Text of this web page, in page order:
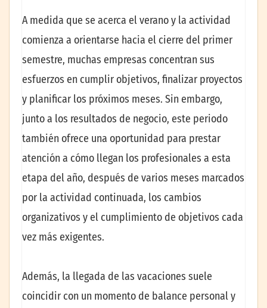
A medida que se acerca el verano y la actividad
comienza a orientarse hacia el cierre del primer
semestre, muchas empresas concentran sus
esfuerzos en cumplir objetivos, finalizar proyectos
y planificar los próximos meses. Sin embargo,
junto a los resultados de negocio, este periodo
también ofrece una oportunidad para prestar
atención a cómo llegan los profesionales a esta
etapa del año, después de varios meses marcados
por la actividad continuada, los cambios
organizativos y el cumplimiento de objetivos cada
vez más exigentes.
Además, la llegada de las vacaciones suele
coincidir con un momento de balance personal y